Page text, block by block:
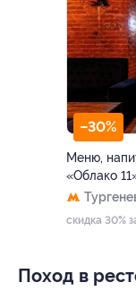
–30%
Меню,
«Облако
скидка 30%
Поход в